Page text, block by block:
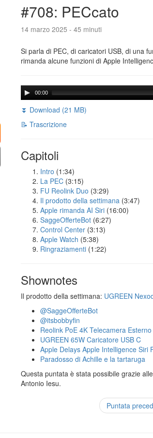
#708: PECcato
14 marzo 2025 - 45 minuti
Si parla di PEC, di caricatori USB, di una
rimanda alcune funzioni di Apple
00:00
⏬ Download (21 MB)
📝 Trascrizione
Capitoli
Intro (1:34)
La PEC (3:15)
FU Reolink Duo (3:29)
Il prodotto della settimana (3:47)
Apple rimanda AI Siri (16:00)
SaggeOfferteBot (6:27)
Control Center (3:13)
Apple Watch (5:38)
Ringraziamenti (1:22)
Shownotes
Il prodotto della settimana: UGREEN
@SaggeOfferteBot
@itsbobbyfin
Reolink PoE 4K Telecamera
UGREEN 65W Caricatore USB C
Apple Delays Apple Intelligence Siri
Paradosso di Achille e la tartaruga
Questa puntata è stata possibile grazie
Antonio Iesu.
Puntata